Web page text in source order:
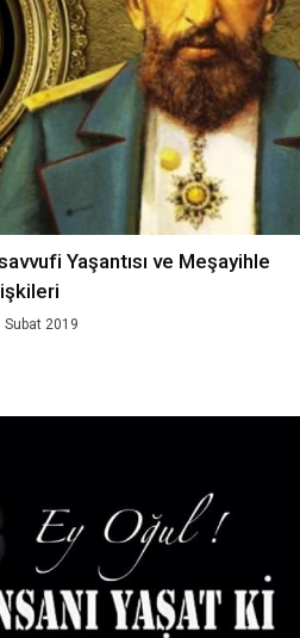
Yaşantısı ve Meşayihle
Subat 2019